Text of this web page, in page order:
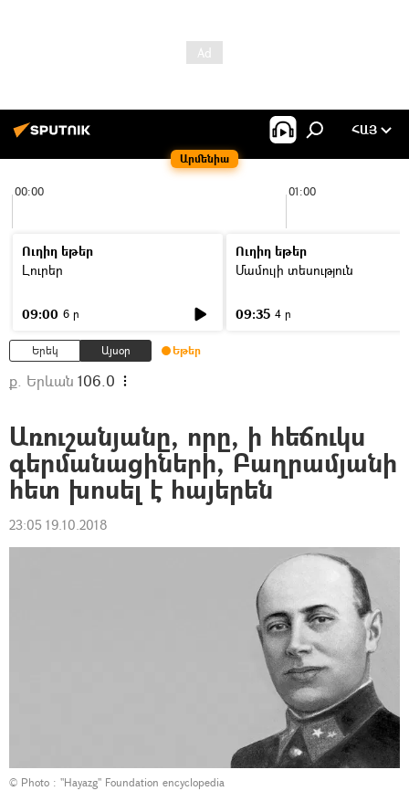
Արմենիա
ՀԱՅ
00:00 01:00
Ուղիղ եթեր
Լուրեր
09:00 6 ր
Ուղիղ եթեր
Մամուլի տեսություն
09:35 4 ր
Երեկ Այսօր Եթեր
ք. Երևան 106.0
Առուշանյանը, որը, ի հեճուկս
գերմանացիների, Բաղրամյանի
հետ խոսել է հայերեն
23:05 19.10.2018
© Photo : "Hayazg" Foundation encyclopedia